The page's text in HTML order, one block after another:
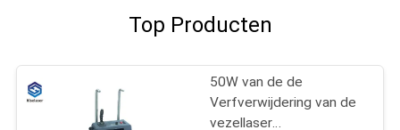
Top Producten
50W van de de
Verfverwijdering van de
vezellaser